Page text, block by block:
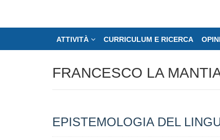
ATTIVITÀ CURRICULUM E RICERCA
FRANCESCO LA
EPISTEMOLOGIA DEL